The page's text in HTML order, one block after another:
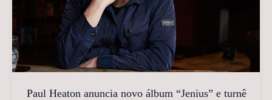
Paul Heaton anuncia novo álbum “Jenius” e turnê